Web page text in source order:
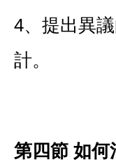
4、提出異
計。
第四節 如何